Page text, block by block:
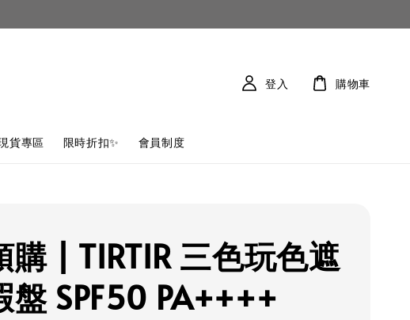
貨專區 限時折扣✨ 會員制度
登入 購物車
購 | TIRTIR 三色玩色遮
盤 SPF50 PA++++